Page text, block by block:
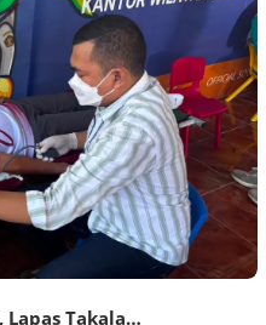
Lapas Takala…